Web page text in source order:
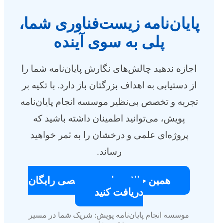
پایان‌نامه زیست‌فناوری شما،
پلی به سوی آینده
اجازه ندهید چالش‌های نگارش پایان‌نامه شما را
از دستیابی به اهداف بزرگتان باز دارد. با تکیه بر
تجربه و تخصص بی‌نظیر موسسه انجام پایان‌نامه
پویش، می‌توانید اطمینان داشته باشید که
پروژه‌ای علمی و درخشان را به ثمر خواهید
رساند.
همین حالا مشاوره تخصصی رایگان
دریافت کنید
موسسه انجام پایان‌نامه پویش: شریک شما در مسیر